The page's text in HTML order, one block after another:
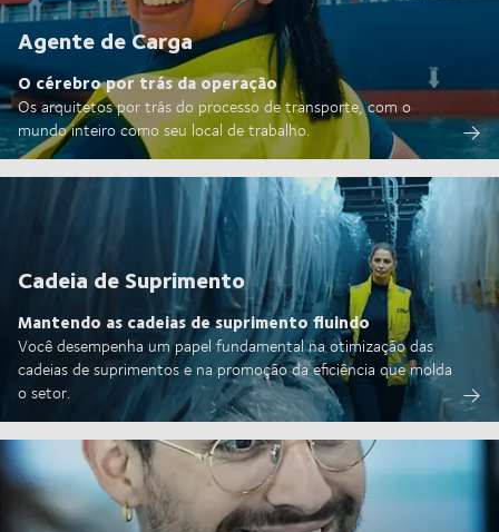
Agente de Carga
O cérebro por trás da operação
Os arquitetos por trás do processo de transporte, com o
mundo inteiro como seu local de trabalho.
Cadeia de Suprimento
Mantendo as cadeias de suprimento fluindo
Você desempenha um papel fundamental na otimização das
cadeias de suprimentos e na promoção da eficiência que molda
o setor.